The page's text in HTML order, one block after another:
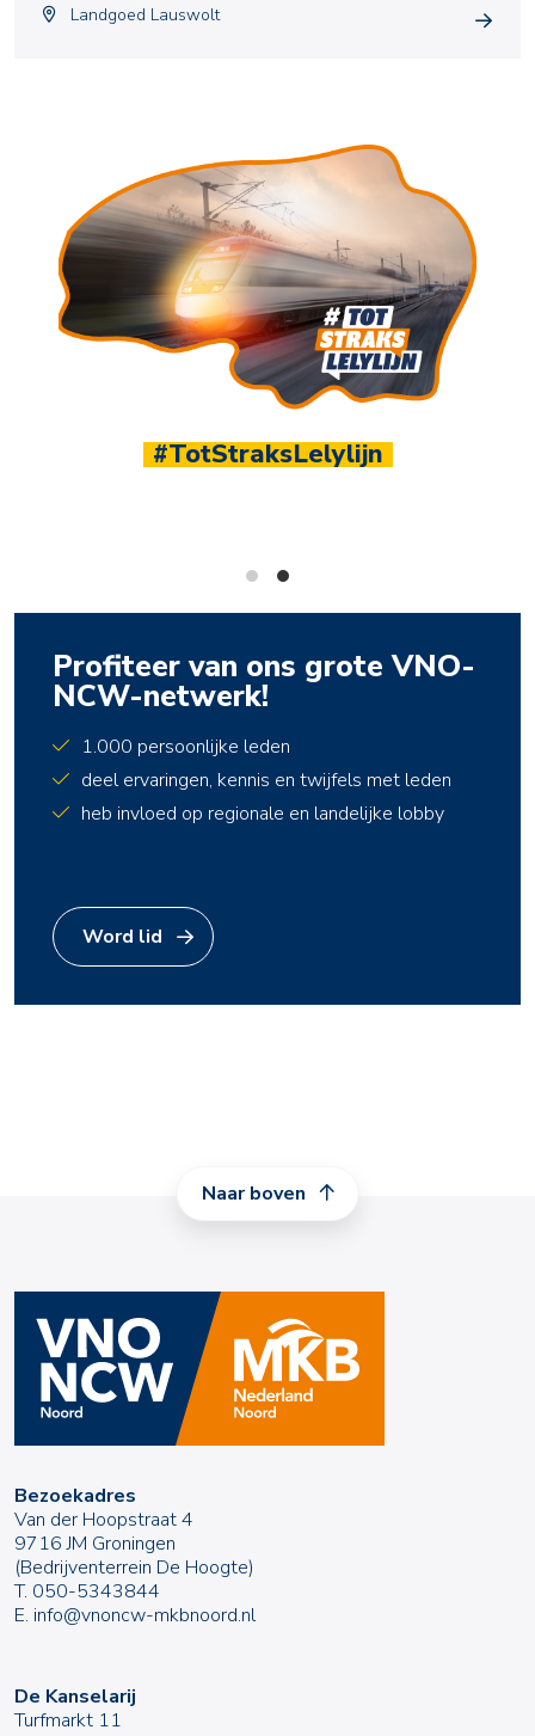
Landgoed Lauswolt
1.100+ leden
Profiteer van ons grote VNO-
NCW-netwerk!
1.000 persoonlijke leden
deel ervaringen, kennis en twijfels met leden
heb invloed op regionale en landelijke lobby
Word lid
Naar boven
Bezoekadres
Van der Hoopstraat 4
9716 JM Groningen
(Bedrijventerrein De Hoogte)
T. 050-5343844
E. info@vnoncw-mkbnoord.nl
De Kanselarij
Turfmarkt 11